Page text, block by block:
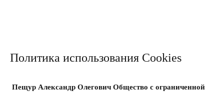
Политика использования Cookies
Пещур Александр Олегович Общество с ограниченной